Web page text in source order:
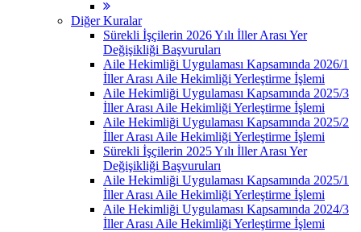
Diğer Kuralar
Sürekli İşçilerin 2026 Yılı İller Arası Yer
Değişikliği Başvuruları
Aile Hekimliği Uygulaması Kapsamında 2026/1
İller Arası Aile Hekimliği Yerleştirme İşlemi
Aile Hekimliği Uygulaması Kapsamında 2025/3
İller Arası Aile Hekimliği Yerleştirme İşlemi
Aile Hekimliği Uygulaması Kapsamında 2025/2
İller Arası Aile Hekimliği Yerleştirme İşlemi
Sürekli İşçilerin 2025 Yılı İller Arası Yer
Değişikliği Başvuruları
Aile Hekimliği Uygulaması Kapsamında 2025/1
İller Arası Aile Hekimliği Yerleştirme İşlemi
Aile Hekimliği Uygulaması Kapsamında 2024/3
İller Arası Aile Hekimliği Yerleştirme İşlemi